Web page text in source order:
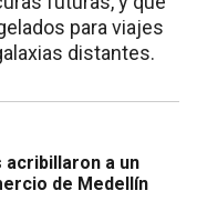
para viajes
distantes.
acribillaron a un
de Medellín